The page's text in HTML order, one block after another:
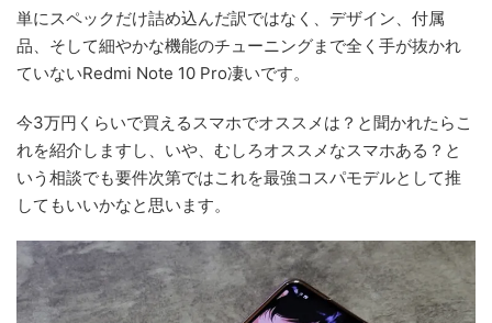
単にスペックだけ詰め込んだ訳ではなく、デザイン、付属
品、そして細やかな機能のチューニングまで全く手が抜かれ
ていないRedmi Note 10 Pro凄いです。
今3万円くらいで買えるスマホでオススメは？と聞かれたらこ
れを紹介しますし、いや、むしろオススメなスマホある？と
いう相談でも要件次第ではこれを最強コスパモデルとして推
してもいいかなと思います。